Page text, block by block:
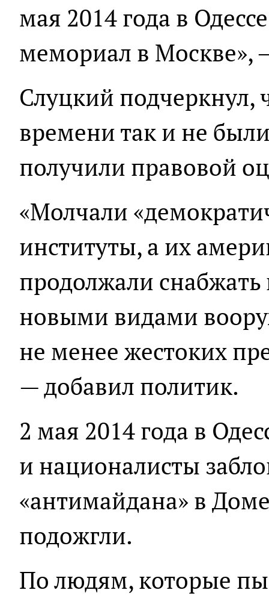
мая 2014 года в
мемориал в Москве»,
Слуцкий подчеркнул,
времени так и не
получили правовой
«Молчали
институты, а их
продолжали
новыми видами
не менее жестоких
— добавил политик.
2 мая 2014 года в
и националисты
«антимайдана» в
подожгли.
По людям, которые